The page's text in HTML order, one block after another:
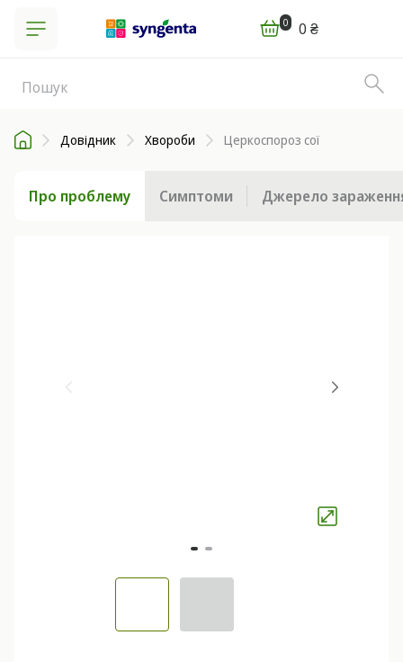
0 0 ₴
Довідник Хвороби Церкоспороз сої
Про проблему Симптоми Джерело